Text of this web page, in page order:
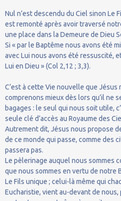
Nul n’est descendu du Ciel sinon Le
est remonté après avoir traversé
une place dans la Demeure de Dieu
Si « par le Baptême nous avons été
avec Lui nous avons été ressuscité,
Lui en Dieu » (Col 2,12 ; 3,3).
C’est à cette Vie nouvelle que Jésus
comprenons mieux dès lors qu’il ne
bagages : le seul qui nous soit utile,
seule clé d’accès au Royaume des
Autrement dit, Jésus nous propose
de ce monde qui passe, comme des
passera pas.
Le pèlerinage auquel nous sommes
que nous sommes en vertu de notre
Le Fils unique ; celui-là même qui
Eucharistie, vient au-devant de